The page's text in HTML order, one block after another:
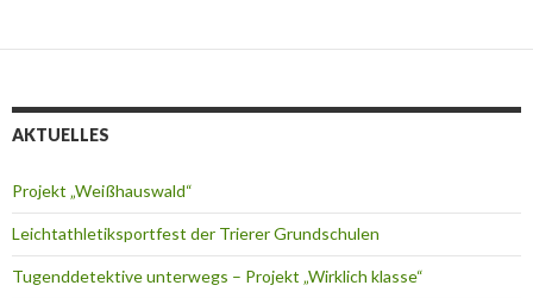
AKTUELLES
Projekt „Weißhauswald“
Leichtathletiksportfest der Trierer Grundschulen
Tugenddetektive unterwegs – Projekt „Wirklich klasse“